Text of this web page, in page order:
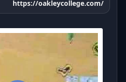
https://oakleycollege.com/